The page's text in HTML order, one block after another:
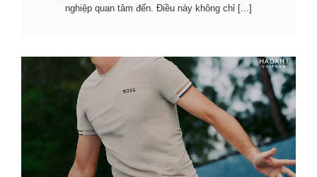
nghiệp quan tâm đến. Điều này không chỉ [...]